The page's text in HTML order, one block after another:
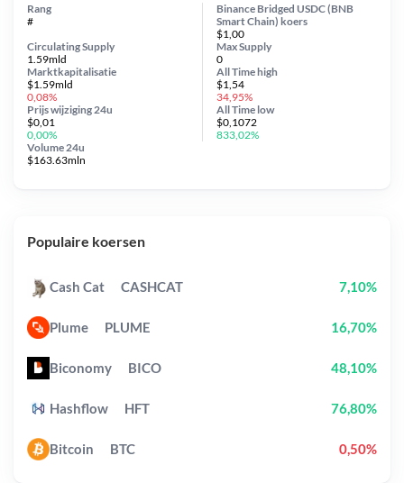
Binance Bridged USDC (BNB
Smart Chain) koers
$1,00
Circulating Supply
1.59mld
Prijs wijziging 24u
$0,01
0,00%
Max Supply
0
Marktkapitalisatie
$1.59mld
0,08%
Volume 24u
$163.63mln
Rang
#
All Timehigh
$1,54
34,95%
All Time low
$0,1072
833,02%
Populaire koersen
Cash Cat CASHCAT 7,10%
Plume PLUME 16,70%
Biconomy BICO 48,10%
Hashflow HFT 76,80%
Bitcoin BTC 0,50%